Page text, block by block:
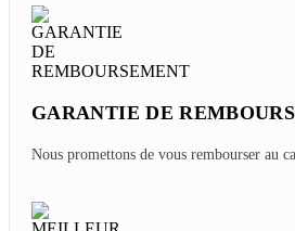
GARANTIE DE
Nous promettons de vous rembourser au